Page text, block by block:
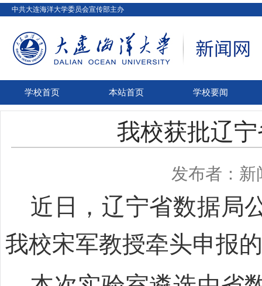
中共大连海洋大学委员会宣传部主办
学校首页 本站首页 学校要闻
我校获批辽
发布者：新
近日，辽宁省数据局
我校宋军教授牵头申报